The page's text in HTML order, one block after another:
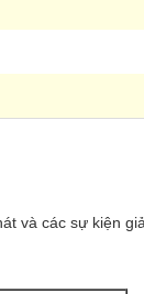
và các sự kiện